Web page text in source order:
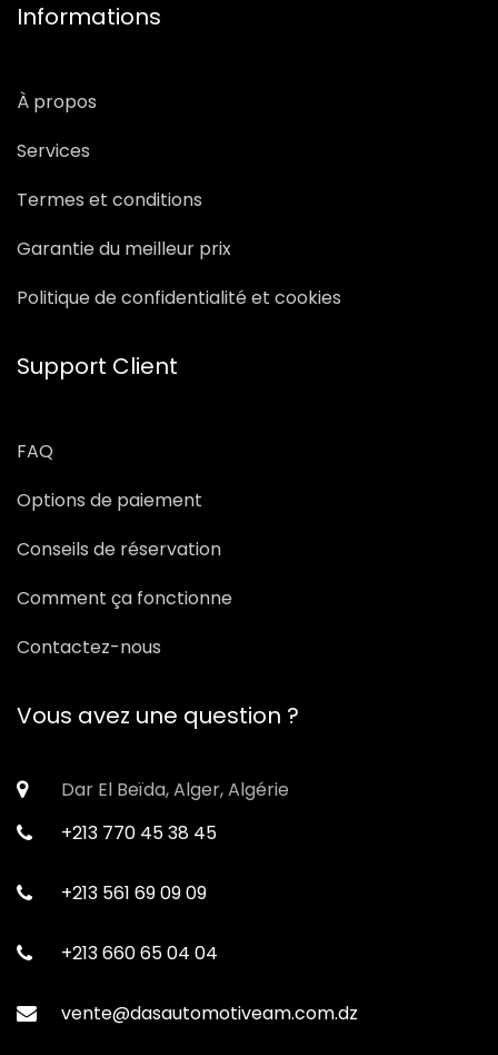
Informations
À propos
Services
Termes et conditions
Garantie du meilleur prix
Politique de confidentialité et cookies
Support Client
FAQ
Options de paiement
Conseils de réservation
Comment ça fonctionne
Contactez-nous
Vous avez une question ?
Dar El Beïda, Alger, Algérie
+213 770 45 38 45
+213 561 69 09 09
+213 660 65 04 04
vente@dasautomotiveam.com.dz